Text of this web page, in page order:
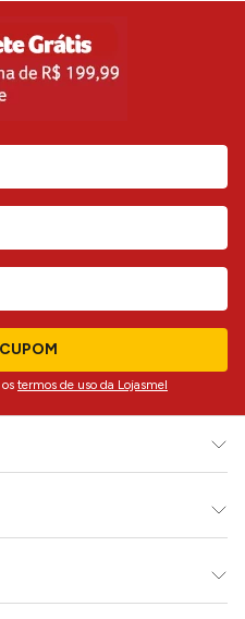
termos de uso da Lojasmel